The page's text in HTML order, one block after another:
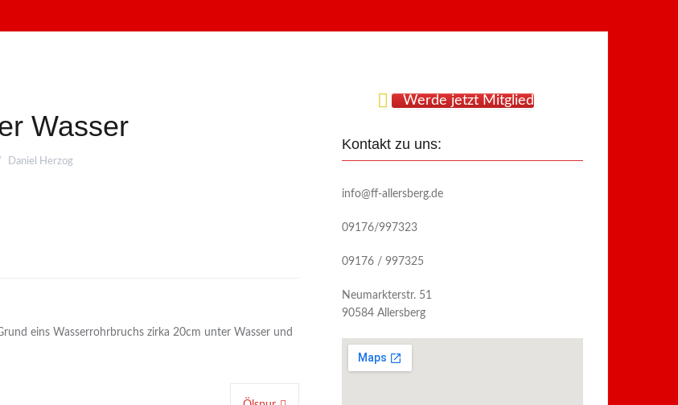
Wasser
Daniel Herzog
eins Wasserrohrbruchs zirka 20cm unter Wasser und
Werde jetzt Mitglied
Kontakt zu uns:
info@ff-allersberg.de
09176/997323
09176 / 997325
Neumarkterstr. 51
90584 Allersberg